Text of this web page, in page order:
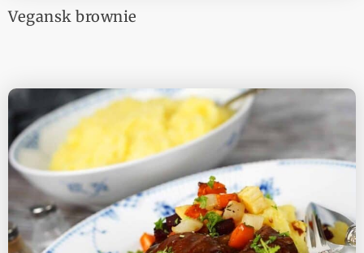
Vegansk brownie